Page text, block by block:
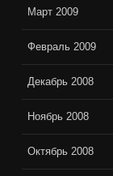
Март 2009
Февраль 2009
Декабрь 2008
Ноябрь 2008
Октябрь 2008